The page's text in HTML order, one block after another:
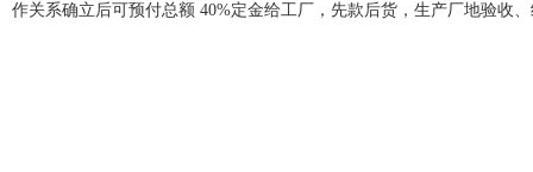
作关系确立后可预付总额 40%定金给工厂，先款后货，生产厂地验收